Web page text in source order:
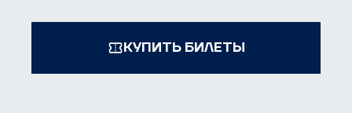
КУПИТЬ БИЛЕТЫ